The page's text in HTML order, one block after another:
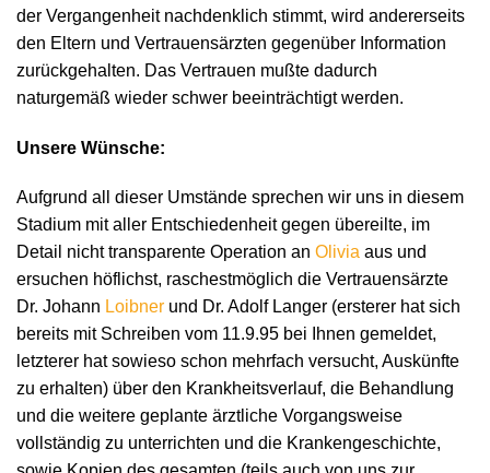
der Vergangenheit nachdenklich stimmt, wird andererseits
den Eltern und Vertrauensärzten gegenüber Information
zurückgehalten. Das Vertrauen mußte dadurch
naturgemäß wieder schwer beeinträchtigt werden.
Unsere Wünsche:
Aufgrund all dieser Umstände sprechen wir uns in diesem
Stadium mit aller Entschiedenheit gegen übereilte, im
Detail nicht transparente Operation an Olivia aus und
ersuchen höflichst, raschestmöglich die Vertrauensärzte
Dr. Johann Loibner und Dr. Adolf Langer (ersterer hat sich
bereits mit Schreiben vom 11.9.95 bei Ihnen gemeldet,
letzterer hat sowieso schon mehrfach versucht, Auskünfte
zu erhalten) über den Krankheitsverlauf, die Behandlung
und die weitere geplante ärztliche Vorgangsweise
vollständig zu unterrichten und die Krankengeschichte,